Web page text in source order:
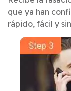
que ya han
rápido, fácil y